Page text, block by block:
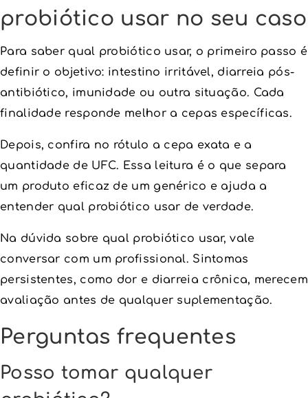
probiótico usar no seu caso
Para saber qual probiótico usar, o primeiro passo é
definir o objetivo: intestino irritável, diarreia pós-
antibiótico, imunidade ou outra situação. Cada
finalidade responde melhor a cepas específicas.
Depois, confira no rótulo a cepa exata e a
quantidade de UFC. Essa leitura é o que separa
um produto eficaz de um genérico e ajuda a
entender qual probiótico usar de verdade.
Na dúvida sobre qual probiótico usar, vale
conversar com um profissional. Sintomas
persistentes, como dor e diarreia crônica, merecem
avaliação antes de qualquer suplementação.
Perguntas frequentes
Posso tomar qualquer